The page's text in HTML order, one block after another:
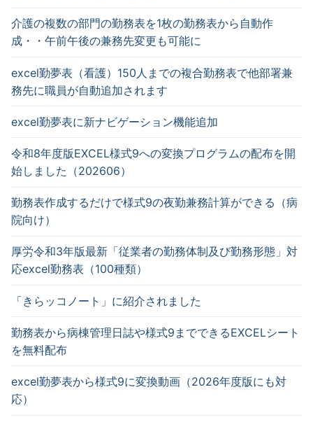
介護の複数の部門の勤務表を1枚の勤務表から自動作
成・・午前午後の兼務先変更も可能に
excel勤夢表（看護）150人までの複合勤務表で他部署兼
務先に職員が自動追加されます
excel勤夢表に新ナビゲーション機能追加
令和8年度版EXCEL様式9への変換プログラムの配布を開
始しました（202606）
勤務表作成するだけで様式9の夜勤兼務計算ができる（病
院向け）
厚労令和3年版最新「従業者の勤務体制及び勤務形態」対
応excel勤務表（100種類）
「きらッコノート」に紹介されました
勤務表から病棟管理日誌や様式9までできるEXCELシート
を無料配布
excel勤夢表から様式9に変換動画（2026年度版にも対
応）